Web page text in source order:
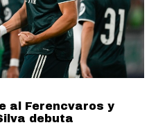
al Ferencvaros y
debuta